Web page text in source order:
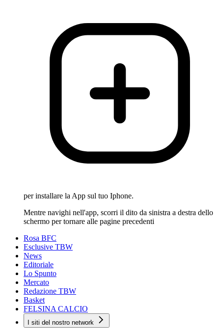
per installare la App sul tuo Iphone.
Mentre navighi nell'app, scorri il dito da sinistra a destra dello
schermo per tornare alle pagine precedenti
Rosa BFC
Esclusive TBW
News
Editoriale
Lo Spunto
Mercato
Redazione TBW
Basket
FELSINA CALCIO
I siti del nostro network